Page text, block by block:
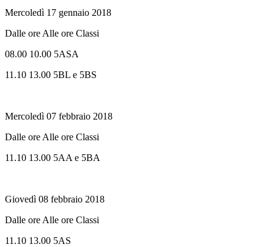
Mercoledì 17 gennaio 2018
Dalle ore Alle ore Classi
08.00 10.00 5ASA
11.10 13.00 5BL e 5BS
Mercoledì 07 febbraio 2018
Dalle ore Alle ore Classi
11.10 13.00 5AA e 5BA
Giovedì 08 febbraio 2018
Dalle ore Alle ore Classi
11.10 13.00 5AS